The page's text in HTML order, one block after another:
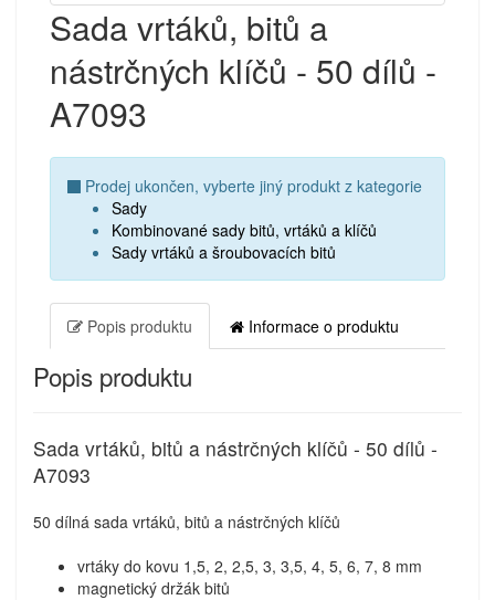
Sada vrtáků, bitů a
nástrčných klíčů - 50 dílů -
A7093
Prodej ukončen, vyberte jiný produkt z kategorie
Sady
Kombinované sady bitů, vrtáků a klíčů
Sady vrtáků a šroubovacích bitů
Popis produktu Informace o produktu
Popis produktu
Sada vrtáků, bitů a nástrčných klíčů - 50 dílů -
A7093
50 dílná sada vrtáků, bitů a nástrčných klíčů
vrtáky do kovu 1,5, 2, 2,5, 3, 3,5, 4, 5, 6, 7, 8 mm
magnetický držák bitů